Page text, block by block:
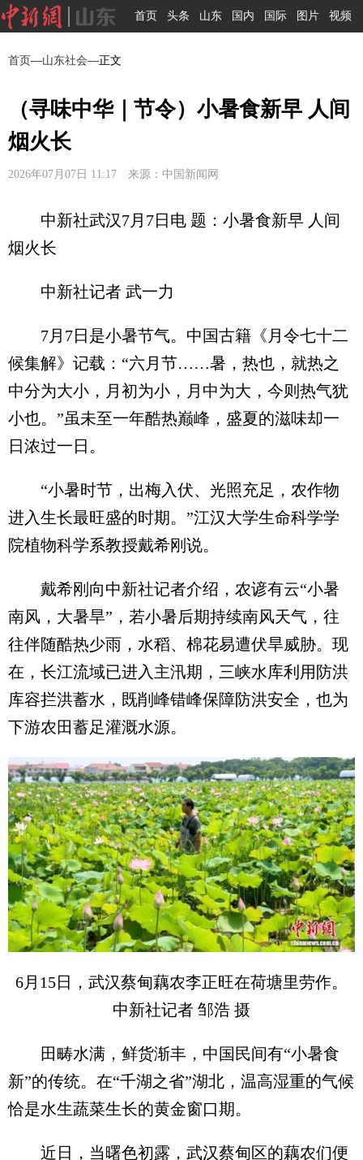
首页 头条 山东 国内 国际 图片 视频
首页—山东社会—正文
（寻味中华｜节令）小暑食新早 人间
烟火长
2026年07月07日 11:17 来源：中国新闻网
中新社武汉7月7日电 题：小暑食新早 人间
烟火长
中新社记者 武一力
7月7日是小暑节气。中国古籍《月令七十二
候集解》记载：“六月节……暑，热也，就热之
中分为大小，月初为小，月中为大，今则热气犹
小也。”虽未至一年酷热巅峰，盛夏的滋味却一
日浓过一日。
“小暑时节，出梅入伏、光照充足，农作物
进入生长最旺盛的时期。”江汉大学生命科学学
院植物科学系教授戴希刚说。
戴希刚向中新社记者介绍，农谚有云“小暑
南风，大暑旱”，若小暑后期持续南风天气，往
往伴随酷热少雨，水稻、棉花易遭伏旱威胁。现
在，长江流域已进入主汛期，三峡水库利用防洪
库容拦洪蓄水，既削峰错峰保障防洪安全，也为
下游农田蓄足灌溉水源。
6月15日，武汉蔡甸藕农李正旺在荷塘里劳作。
中新社记者 邹浩 摄
田畴水满，鲜货渐丰，中国民间有“小暑食
新”的传统。在“千湖之省”湖北，温高湿重的气候
恰是水生蔬菜生长的黄金窗口期。
近日，当曙色初露，武汉蔡甸区的藕农们便